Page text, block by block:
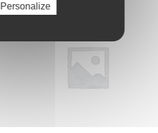
Personalize